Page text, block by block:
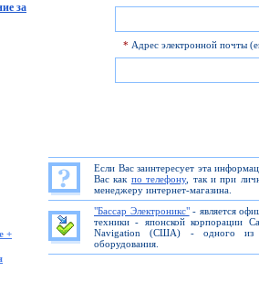
за
+
* Адрес электронной почты
Если Вас заинтересует эта
Вас как по телефону, так и при
менеджеру интернет-магазина.
"Бассар Электроникс"- является
техники - японской корпорации
Navigation (США) - одного из
оборудования.